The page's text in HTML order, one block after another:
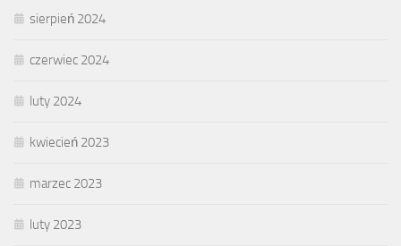
sierpień 2024
czerwiec 2024
luty 2024
kwiecień 2023
marzec 2023
luty 2023